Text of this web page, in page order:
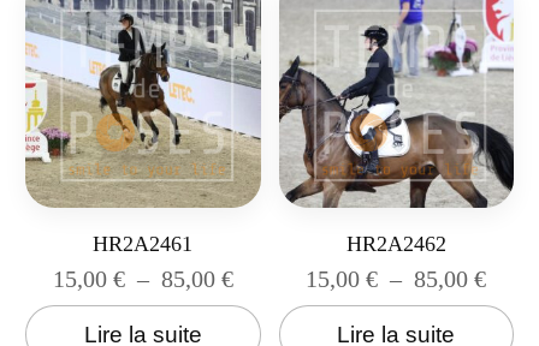
HR2A2461
15,00 € – 85,00 €
Lire la suite
HR2A2462
15,00€ – 85,00€
Lire la suite